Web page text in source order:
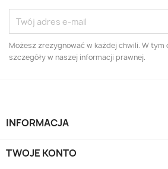
Możesz zrezygnować w każdej chwili. W tym
szczegóły w naszej informacji prawnej.
INFORMACJA
TWOJE KONTO